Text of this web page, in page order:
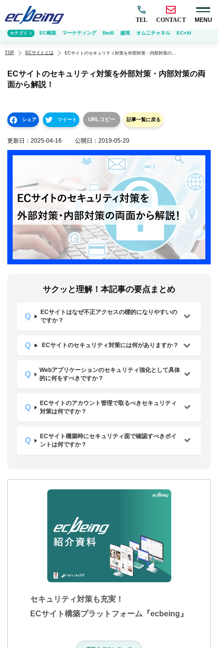
TEL CONTACT MENU
TOP ECサイトとは ECサイトのセキュリティ対策を外部対策・内部対策の両面から解説！
ECサイトのセキュリティ対策を外部対策・内部対策の両
面から解説！
シェア ツイート URLコピー 記事一覧に戻る
更新日： 2025-04-16 公開日： 2019-05-20
サクッと理解！本記事の要点まとめ
ECサイトはなぜ不正アクセスの標的になりやすいの
ですか？
ECサイトのセキュリティ対策には何がありますか？
Webアプリケーションのセキュリティ強化として具体
的に何をすべきですか？
ECサイトのアカウント管理で取るべきセキュリティ
対策は何ですか？
ECサイト構築時にセキュリティ面で確認すべきポイ
ントは何ですか？
セキュリティ対策も充実！
ECサイト構築プラットフォーム『ecbeing』
カテゴリ EC構築 マーケティング BtoB 越境 オムニチャネル EC×AI